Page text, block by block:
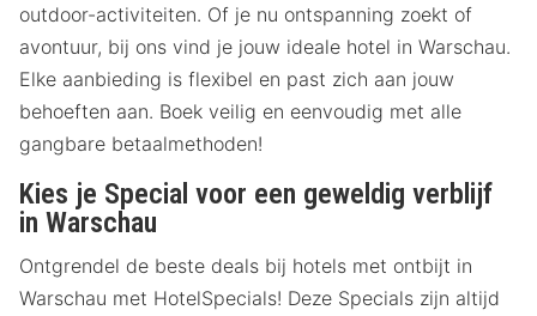
outdoor-activiteiten. Of je nu ontspanning zoekt of
avontuur, bij ons vind je jouw ideale hotel in Warschau.
Elke aanbieding is flexibel en past zich aan jouw
behoeften aan. Boek veilig en eenvoudig met alle
gangbare betaalmethoden!
Kies je Special voor een geweldig verblijf
in Warschau
Ontgrendel de beste deals bij hotels met ontbijt in
Warschau met HotelSpecials! Deze Specials zijn altijd